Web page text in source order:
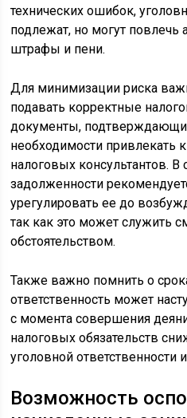
технических ошибок,
подлежат, но могут повлечь
штрафы и пени.
Для минимизации риска
подавать корректные
документы,
необходимости привлекать
налоговых консультантов.
задолженности
урегулировать ее до
так как это может служить
обстоятельством.
Также важно помнить о
ответственность может
с момента совершения
налоговых обязательств
уголовной ответственности
Возможность